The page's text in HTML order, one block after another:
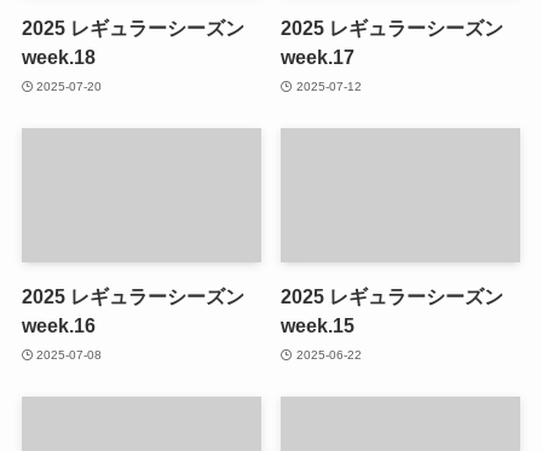
2025 レギュラーシーズン
week.18
2025-07-20
2025 レギュラーシーズン
week.17
2025-07-12
2025 レギュラーシーズン
week.16
2025-07-08
2025 レギュラーシーズン
week.15
2025-06-22